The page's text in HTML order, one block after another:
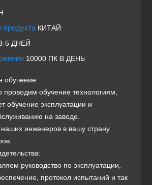
продукта КИТАЙ
5 ДНЕЙ
10000 ПК В ДЕНЬ
обучение:
обучение технологиям,
обучение эксплуатации и
на заводе.
инженеров в вашу страну
руководство по эксплуатации,
протокол испытаний и так